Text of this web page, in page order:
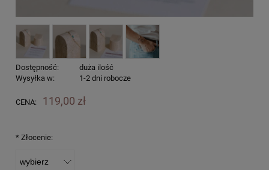
Dostępność:
duża ilość
Wysyłka w:
1-2 dni robocze
CENA: 119,00 zł
* Złocenie: